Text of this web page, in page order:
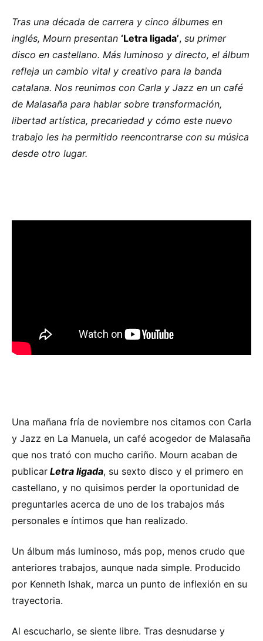
Tras una década de carrera y cinco álbumes en
inglés, Mourn presentan ‘Letra ligada’, su primer
disco en castellano. Más luminoso y directo, el álbum
refleja un cambio vital y creativo para la banda
catalana. Nos reunimos con Carla y Jazz en un café
de Malasaña para hablar sobre transformación,
libertad artística, precariedad y cómo este nuevo
trabajo les ha permitido reencontrarse con su música
desde otro lugar.
Una mañana fría de noviembre nos citamos con Carla
y Jazz en La Manuela, un café acogedor de Malasaña
que nos trató con mucho cariño. Mourn acaban de
publicar Letra ligada, su sexto disco y el primero en
castellano, y no quisimos perder la oportunidad de
preguntarles acerca de uno de los trabajos más
personales e íntimos que han realizado.
Un álbum más luminoso, más pop, menos crudo que
anteriores trabajos, aunque nada simple. Producido
por Kenneth Ishak, marca un punto de inflexión en su
trayectoria.
Al escucharlo, se siente libre. Tras desnudarse y